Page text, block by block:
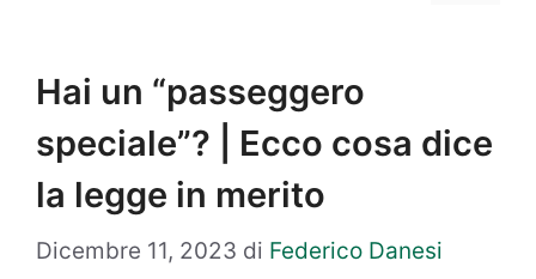
Hai un “passeggero
speciale”? | Ecco cosa dice
la legge in merito
Dicembre 11, 2023 di Federico Danesi